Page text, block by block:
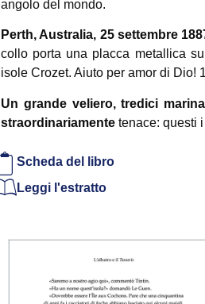
angolo del mondo.
Perth, Australia, 25 settembre
collo porta una placca metallica
isole Crozet. Aiuto per amor di Dio!
Un grande veliero, tredici
straordinariamente tenace: questi i
Scheda del libro
Leggi l'estratto